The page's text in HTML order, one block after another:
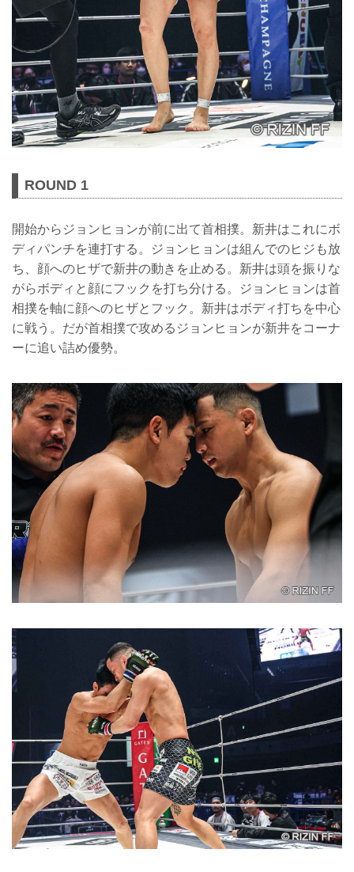
ROUND 1
開始からジョンヒョンが前に出て首相撲。新井はこれにボ
ディパンチを連打する。ジョンヒョンは組んでのヒジも放
ち、顔へのヒザで新井の動きを止める。新井は頭を振りな
がらボディと顔にフックを打ち分ける。ジョンヒョンは首
相撲を軸に顔へのヒザとフック。新井はボディ打ちを中心
に戦う。だが首相撲で攻めるジョンヒョンが新井をコーナ
ーに追い詰め優勢。